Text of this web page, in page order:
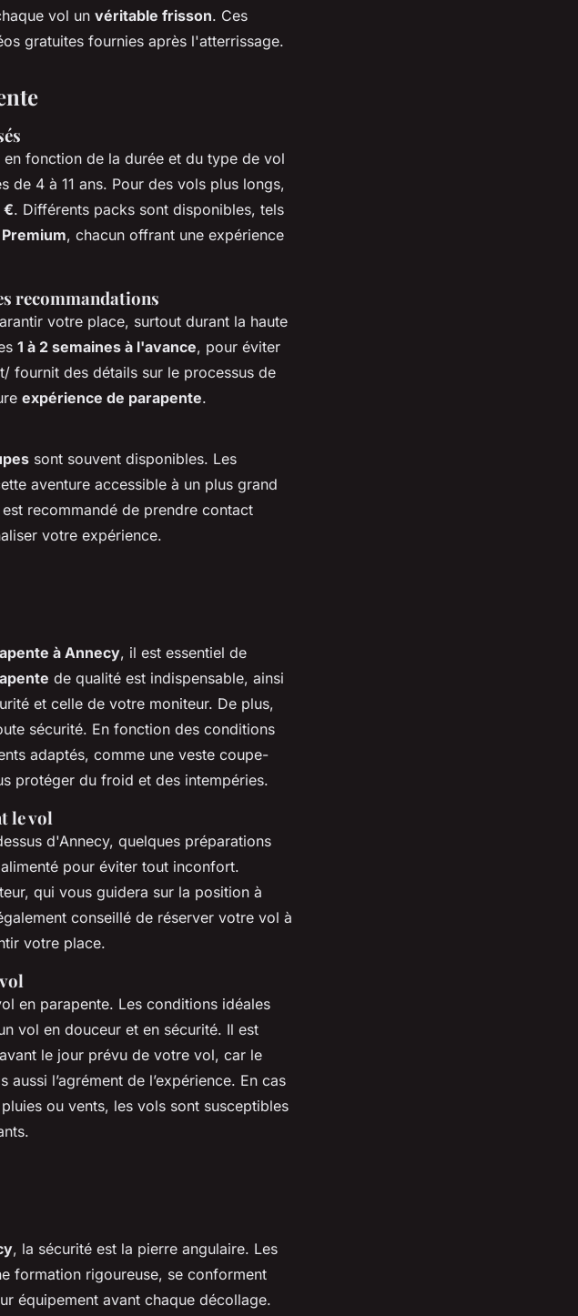
vol un véritable frisson. Ces
gratuites fournies après l'atterrissage.
en fonction de la durée et du type de vol
de 4 à 11 ans. Pour des vols plus longs,
€. Différents packs sont disponibles, tels
, chacun offrant une expérience
recommandations
votre place, surtout durant la haute
1 à 2 semaines à l'avance, pour éviter
fournit des détails sur le processus de
expérience de parapente.
sont souvent disponibles. Les
aventure accessible à un plus grand
recommandé de prendre contact
votre expérience.
à Annecy, il est essentiel de
de qualité est indispensable, ainsi
et celle de votre moniteur. De plus,
sécurité. En fonction des conditions
adaptés, comme une veste coupe-
protéger du froid et des intempéries.
le vol
d'Annecy, quelques préparations
pour éviter tout inconfort.
qui vous guidera sur la position à
conseillé de réserver votre vol à
votre place.
en parapente. Les conditions idéales
vol en douceur et en sécurité. Il est
le jour prévu de votre vol, car le
l’agrément de l’expérience. En cas
ou vents, les vols sont susceptibles
, la sécurité est la pierre angulaire. Les
formation rigoureuse, se conforment
équipement avant chaque décollage.